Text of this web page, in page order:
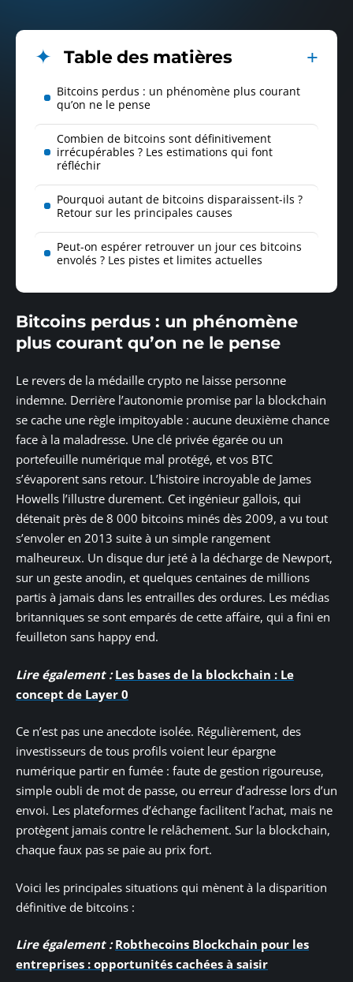
Table des matières
Bitcoins perdus : un phénomène plus courant
qu’on ne le pense
Combien de bitcoins sont définitivement
irrécupérables ? Les estimations qui font
réfléchir
Pourquoi autant de bitcoins disparaissent-ils ?
Retour sur les principales causes
Peut-on espérer retrouver un jour ces bitcoins
envolés ? Les pistes et limites actuelles
Bitcoins perdus : un phénomène
plus courant qu’on ne le pense
Le revers de la médaille crypto ne laisse personne
indemne. Derrière l’autonomie promise par la blockchain
se cache une règle impitoyable : aucune deuxième chance
face à la maladresse. Une clé privée égarée ou un
portefeuille numérique mal protégé, et vos BTC
s’évaporent sans retour. L’histoire incroyable de James
Howells l’illustre durement. Cet ingénieur gallois, qui
détenait près de 8 000 bitcoins minés dès 2009, a vu tout
s’envoler en 2013 suite à un simple rangement
malheureux. Un disque dur jeté à la décharge de Newport,
sur un geste anodin, et quelques centaines de millions
partis à jamais dans les entrailles des ordures. Les médias
britanniques se sont emparés de cette affaire, qui a fini en
feuilleton sans happy end.
Lire également : Les bases de la blockchain : Le
concept de Layer 0
Ce n’est pas une anecdote isolée. Régulièrement, des
investisseurs de tous profils voient leur épargne
numérique partir en fumée : faute de gestion rigoureuse,
simple oubli de mot de passe, ou erreur d’adresse lors d’un
envoi. Les plateformes d’échange facilitent l’achat, mais ne
protègent jamais contre le relâchement. Sur la blockchain,
chaque faux pas se paie au prix fort.
Voici les principales situations qui mènent à la disparition
définitive de bitcoins :
Lire également : Robthecoins Blockchain pour les
entreprises : opportunités cachées à saisir